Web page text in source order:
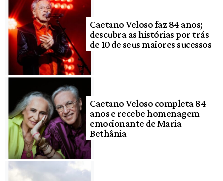
Caetano Veloso faz 84 anos;
descubra as histórias por trás
de 10 de seus maiores sucessos
Caetano Veloso completa 84
anos e recebe homenagem
emocionante de Maria
Bethânia